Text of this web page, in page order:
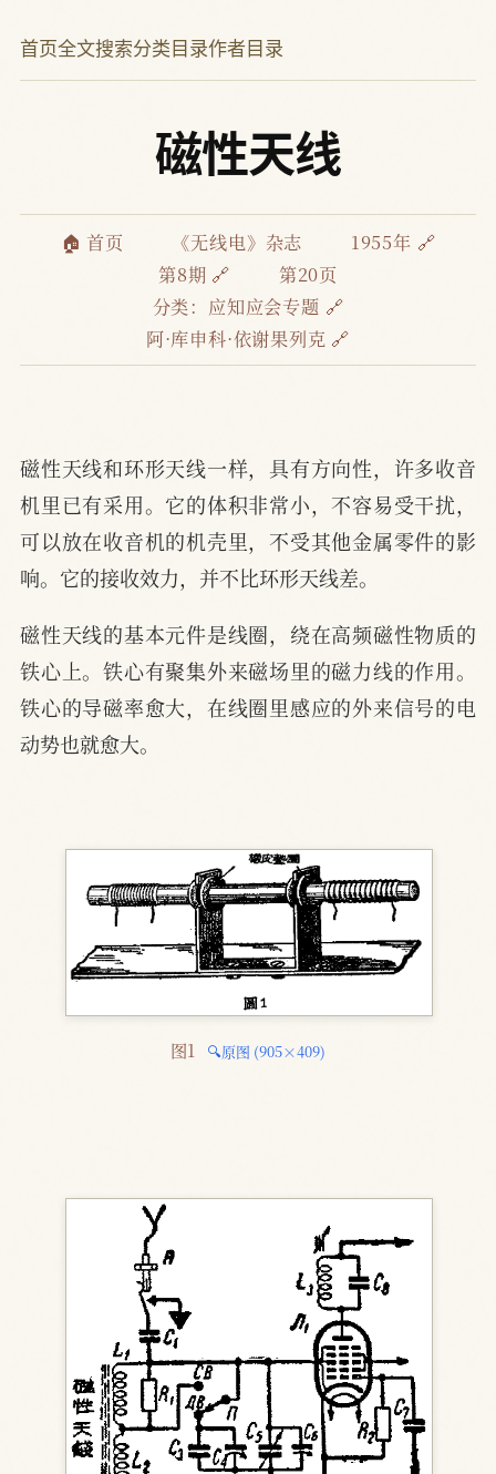
首页全文搜索分类目录作者目录
磁性天线
🏠 首页 《无线电》杂志
1955年 🔗
第8期 🔗
第20页
分类： 应知应会专题 🔗
阿·库申科·依谢果列克 🔗
磁性天线和环形天线一样，具有方向性，许多收音
机里已有采用。它的体积非常小，不容易受干扰，
可以放在收音机的机壳里，不受其他金属零件的影
响。它的接收效力，并不比环形天线差。
磁性天线的基本元件是线圈，绕在高频磁性物质的
铁心上。铁心有聚集外来磁场里的磁力线的作用。
铁心的导磁率愈大，在线圈里感应的外来信号的电
动势也就愈大。
图1 🔍原图 (905×409)